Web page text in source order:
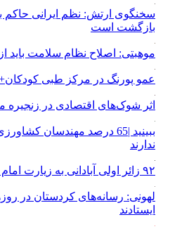
سخنگوی ارتش: نظم ایرانی حاکم
بازگشت است
موهبتی: اصلاح نظام سلامت باید
عمو پورنگ در مرکز طبی
اثر شوک‌های اقتصادی در زنجیره مرغ تا 22 ماه
ببینید |65 درصد مهندسان
ندارند
۹۲ زائر اولی آبادانی به زیارت امام هشتم اعزام شدند
لهونی: رسانه‌های کردستان در
ایستادند